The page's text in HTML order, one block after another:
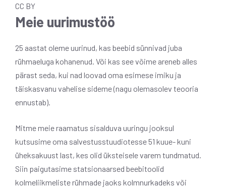
CC BY
Meie uurimustöö
25 aastat oleme uurinud, kas beebid sünnivad juba
rühmaeluga kohanenud. Või kas see võime areneb alles
pärast seda, kui nad loovad oma esimese imiku ja
täiskasvanu vahelise sideme (nagu olemasolev teooria
ennustab).
Mitme meie raamatus sisalduva uuringu jooksul
kutsusime oma salvestusstuudiotesse 51 kuue- kuni
üheksakuust last, kes olid üksteisele varem tundmatud.
Siin paigutasime statsionaarsed beebitoolid
kolmeliikmeliste rühmade jaoks kolmnurkadeks või